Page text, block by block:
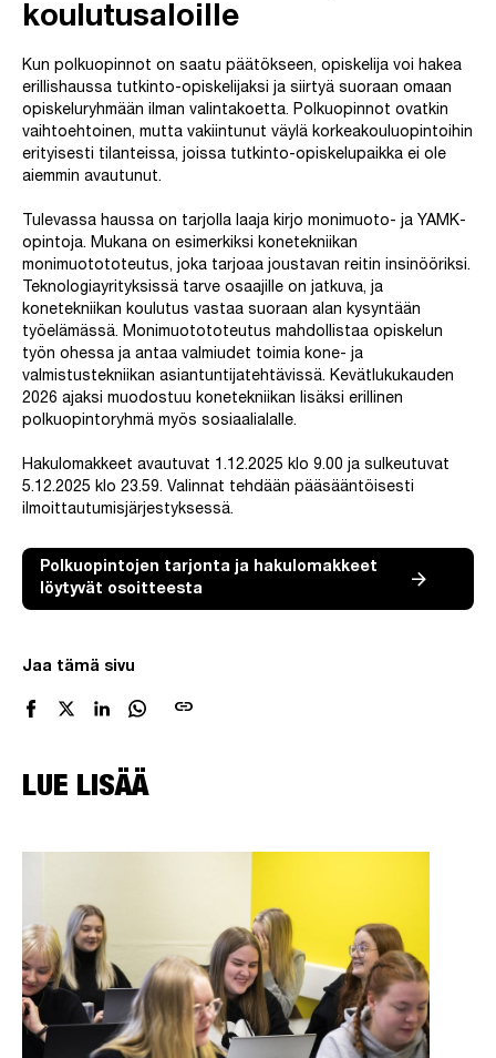
koulutusaloille
Kun polkuopinnot on saatu päätökseen, opiskelija voi hakea
erillishaussa tutkinto-opiskelijaksi ja siirtyä suoraan omaan
opiskeluryhmään ilman valintakoetta. Polkuopinnot ovatkin
vaihtoehtoinen, mutta vakiintunut väylä korkeakouluopintoihin
erityisesti tilanteissa, joissa tutkinto-opiskelupaikka ei ole
aiemmin avautunut.
Tulevassa haussa on tarjolla laaja kirjo monimuoto- ja YAMK-
opintoja. Mukana on esimerkiksi konetekniikan
monimuotototeutus, joka tarjoaa joustavan reitin insinööriksi.
Teknologiayrityksissä tarve osaajille on jatkuva, ja
konetekniikan koulutus vastaa suoraan alan kysyntään
työelämässä. Monimuotototeutus mahdollistaa opiskelun
työn ohessa ja antaa valmiudet toimia kone- ja
valmistustekniikan asiantuntijatehtävissä. Kevätlukukauden
2026 ajaksi muodostuu konetekniikan lisäksi erillinen
polkuopintoryhmä myös sosiaalialalle.
Hakulomakkeet avautuvat 1.12.2025 klo 9.00 ja sulkeutuvat
5.12.2025 klo 23.59. Valinnat tehdään pääsääntöisesti
ilmoittautumisjärjestyksessä.
Polkuopintojen tarjonta ja hakulomakkeet
löytyvät osoitteesta
Jaa tämä sivu
link
LUE LISÄÄ